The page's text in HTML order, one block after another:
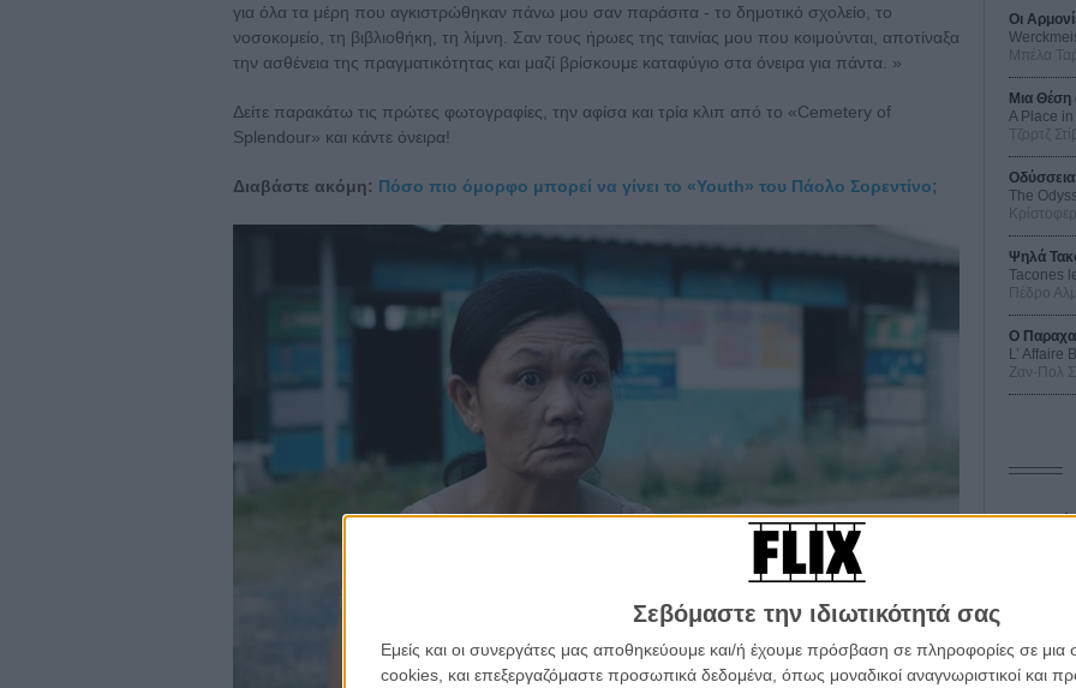
Σεβόμαστε την ιδιωτικότητά σας
Εμείς και οι συνεργάτες μας αποθηκεύουμε και/ή έχουμε πρόσβαση σε πληροφορίες σε
cookies, και επεξεργαζόμαστε προσωπικά δεδομένα, όπως μοναδικοί αναγνωριστικοί και
για όλα τα μέρη που αγκιστρώθηκαν πάνω μου σαν παράσιτα - το δημοτικό σχολείο, το
νοσοκομείο, τη βιβλιοθήκη, τη λίμνη. Σαν τους ήρωες της ταινίας μου που κοιμούνται, αποτίναξα
την ασθένεια της πραγματικότητας και μαζί βρίσκουμε καταφύγιο στα όνειρα για πάντα. »
Δείτε παρακάτω τις πρώτες φωτογραφίες, την αφίσα και τρία κλιπ από το «Cemetery of
Splendour» και κάντε όνειρα!
Διαβάστε ακόμη: Πόσο πιο όμορφο μπορεί να γίνει το «Youth» του Πάολο Σορεντίνο;
Οι
Μπέλα
Μια Θέση
A Place
Τζορτζ
Οδύσσεια
The
Ψηλά
Tacones
Πέδρο
Ο
L’ Affaire
Ζαν-Πολ
Ο